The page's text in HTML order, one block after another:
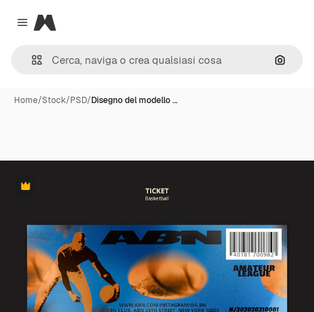
Close menu
Magnific
Cerca
Home/Stock/PSD/Disegno del modello …
Premium